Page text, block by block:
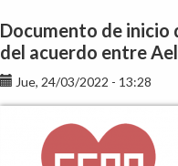
de
nunca
acabar:
vuelven
los
problemas
la
Documento de inicio
del acuerdo entre
Jue, 24/03/2022 - 13:28